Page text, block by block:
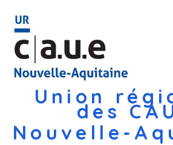
Union
des
Nouvelle-